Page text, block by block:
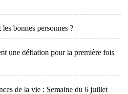
bonnes personnes ?
une déflation pour la première fois
de la vie : Semaine du 6 juillet